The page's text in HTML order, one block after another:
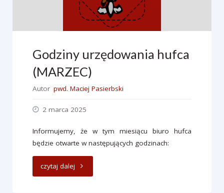
„Zwarcie”"
Godziny urzędowania hufca
(MARZEC)
Autor pwd. Maciej Pasierbski
2 marca 2025
Informujemy, że w tym miesiącu biuro hufca
będzie otwarte w następujących godzinach:
czytaj dalej "Godziny